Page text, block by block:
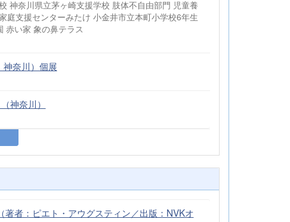
神奈川県立茅ヶ崎支援学校 肢体不自由部門 児童養
庭支援センターみたけ 小金井市立本町小学校6年生
赤い家 象の鼻テラス
奈川）個展
神奈川）
者：ピエト・アウグスティン／出版：NVKオ